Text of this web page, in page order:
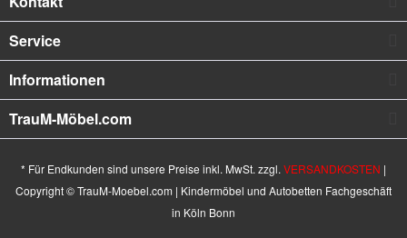
Service
Informationen
TrauM-Möbel.com
* Für Endkunden sind unsere Preise inkl. MwSt. zzgl. VERSANDKOSTEN |
Copyright © TrauM-Moebel.com | Kindermöbel und Autobetten Fachgeschäft
in Köln Bonn